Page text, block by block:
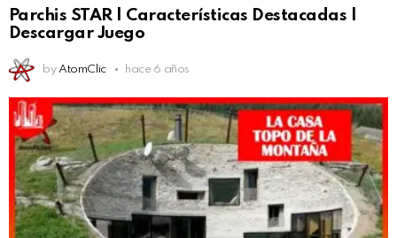
Parchis STAR | Características Destacadas |
Descargar Juego
by AtomClic hace 6 años